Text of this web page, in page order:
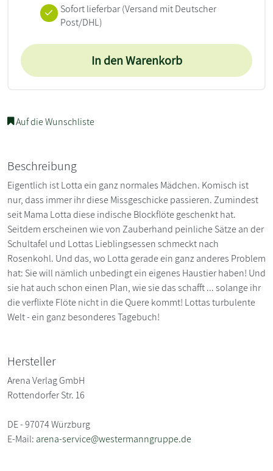
Sofort lieferbar(Versand mit Deutscher
Post/DHL)
In den Warenkorb
Auf die Wunschliste
Beschreibung
Eigentlich ist Lotta ein ganz normales Mädchen. Komisch ist
nur, dass immer ihr diese Missgeschicke passieren. Zumindest
seit Mama Lotta diese indische Blockflöte geschenkt hat.
Seitdem erscheinen wie von Zauberhand peinliche Sätze an der
Schultafel und Lottas Lieblingsessen schmeckt nach
Rosenkohl. Und das, wo Lotta gerade ein ganz anderes Problem
hat: Sie will nämlich unbedingt ein eigenes Haustier haben! Und
sie hat auch schon einen Plan, wie sie das schafft ... solange ihr
die verflixte Flöte nicht in die Quere kommt! Lottas turbulente
Welt - ein ganz besonderes Tagebuch!
Hersteller
Arena Verlag GmbH
Rottendorfer Str. 16
DE - 97074 Würzburg
E-Mail: arena-service@westermanngruppe.de